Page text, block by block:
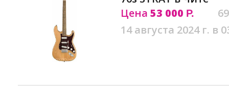
Цена 53 000 Р.
14 августа 2024 г. в